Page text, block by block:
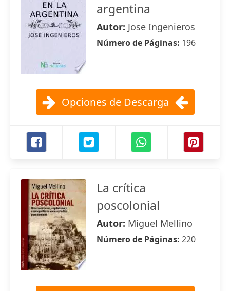
argentina
Autor: Jose Ingenieros
Número de Páginas: 196
Opciones de Descarga
La crítica
poscolonial
Autor: Miguel Mellino
Número de Páginas: 220